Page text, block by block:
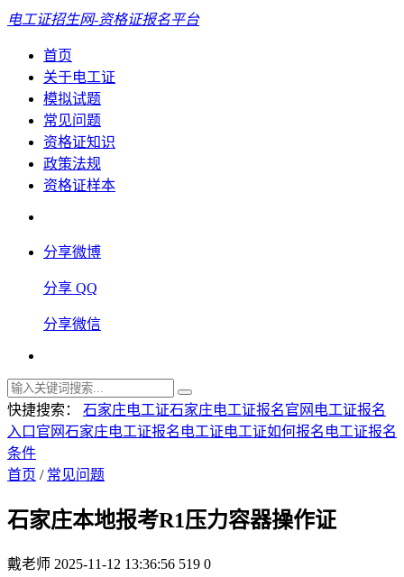
电工证招生网-资格证报名平台
首页
关于电工证
模拟试题
常见问题
资格证知识
政策法规
资格证样本
分享微博
分享 QQ
分享微信
快捷搜索： 石家庄电工证石家庄电工证报名官网 电工证报名
入口官网石家庄电工证报名 电工证电工证如何报名 电工证报名
条件
首页 / 常见问题
石家庄本地报考R1压力容器操作证
戴老师 2025-11-12 13:36:56 519 0